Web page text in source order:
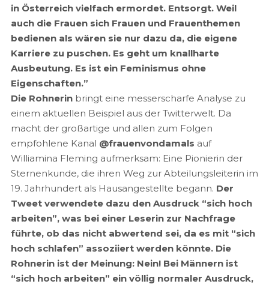
in Österreich vielfach ermordet. Entsorgt. Weil
auch die Frauen sich Frauen und Frauenthemen
bedienen als wären sie nur dazu da, die eigene
Karriere zu puschen. Es geht um knallharte
Ausbeutung. Es ist ein Feminismus ohne
Eigenschaften.”
Die Rohnerinbringt eine messerscharfe Analyse zu
einem aktuellen Beispiel aus der Twitterwelt. Da
macht der großartige und allen zum Folgen
empfohlene Kanal @frauenvondamals auf
Williamina Fleming aufmerksam: Eine Pionierin der
Sternenkunde, die ihren Weg zur Abteilungsleiterin im
19. Jahrhundert als Hausangestellte begann. Der
Tweet verwendete dazu den Ausdruck “sich hoch
arbeiten”, was bei einer Leserin zur Nachfrage
führte, ob das nicht abwertend sei, da es mit “sich
hoch schlafen” assoziiert werden könnte. Die
Rohnerin ist der Meinung: Nein! Bei Männern ist
“sich hoch arbeiten” ein völlig normaler Ausdruck,